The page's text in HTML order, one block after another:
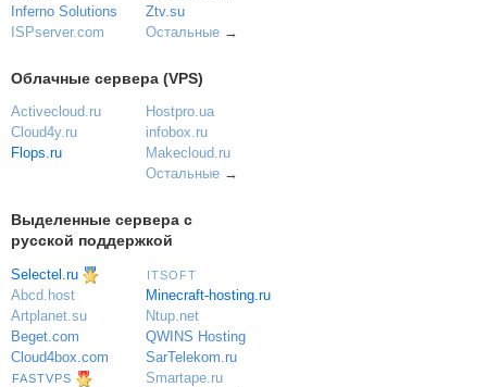
Inferno Solutions
ISPserver.com
Ztv.su
Остальные→
Облачные сервера (VPS)
Activecloud.ru
Cloud4y.ru
Flops.ru
Hostpro.ua
infobox.ru
Makecloud.ru
Остальные→
Выделенные сервера с
русской поддержкой
Selectel.ru
Abcd.host
Artplanet.su
Beget.com
Cloud4box.com
FASTVPS
ITSOFT
Minecraft-hosting.ru
Ntup.net
QWINS Hosting
SarTelekom.ru
Smartape.ru